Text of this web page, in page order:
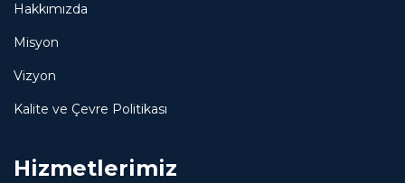
Hakkımızda
Misyon
Vizyon
Kalite ve Çevre Politikası
Hizmetlerimiz